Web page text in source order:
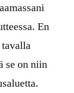
En
se on niin